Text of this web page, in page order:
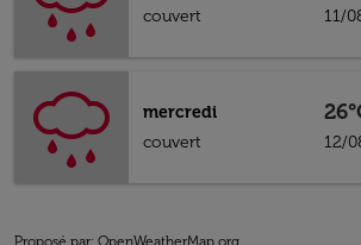
couvert
11/
mercredi
couvert
12/
Proposé par: OpenWeatherMap.org